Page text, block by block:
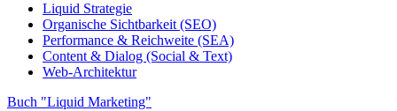
Liquid Strategie
Organische Sichtbarkeit (SEO)
Performance & Reichweite (SEA)
Content & Dialog (Social & Text)
Web-Architektur
Buch "Liquid Marketing"